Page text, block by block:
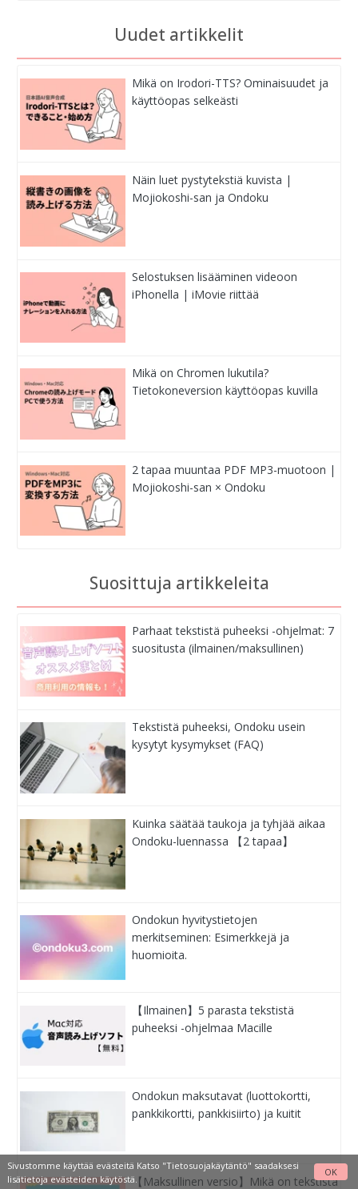
Uudet artikkelit
Mikä on Irodori-TTS? Ominaisuudet ja
käyttöopas selkeästi
Näin luet pystytekstiä kuvista |
Mojiokoshi-san ja Ondoku
Selostuksen lisääminen videoon
iPhonella | iMovie riittää
Mikä on Chromen lukutila?
Tietokoneversion käyttöopas kuvilla
2 tapaa muuntaa PDF MP3-muotoon |
Mojiokoshi-san × Ondoku
Suosittuja artikkeleita
Parhaat tekstistä puheeksi -ohjelmat: 7
suositusta (ilmainen/maksullinen)
Tekstistä puheeksi, Ondoku usein
kysytyt kysymykset (FAQ)
Kuinka säätää taukoja ja tyhjää aikaa
Ondoku-luennassa 【2 tapaa】
Ondokun hyvitystietojen
merkitseminen: Esimerkkejä ja
huomioita.
【Ilmainen】5 parasta tekstistä
puheeksi -ohjelmaa Macille
Ondokun maksutavat (luottokortti,
pankkikortti, pankkisiirto) ja kuitit
【Maksullinen versio】Mikä on tekstistä
Sivustomme käyttää evästeitä Katso "Tietosuojakäytäntö" saadaksesi
lisätietoja evästeiden käytöstä.
OK